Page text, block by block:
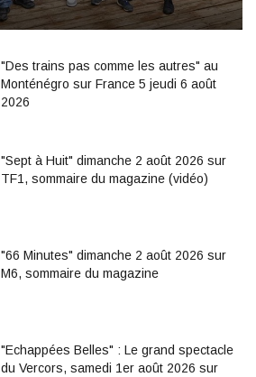
"Des trains pas comme les autres" au
Monténégro sur France 5 jeudi 6 août
2026
"Sept à Huit" dimanche 2 août 2026 sur
TF1, sommaire du magazine (vidéo)
"66 Minutes" dimanche 2 août 2026 sur
M6, sommaire du magazine
"Echappées Belles" : Le grand spectacle
du Vercors, samedi 1er août 2026 sur